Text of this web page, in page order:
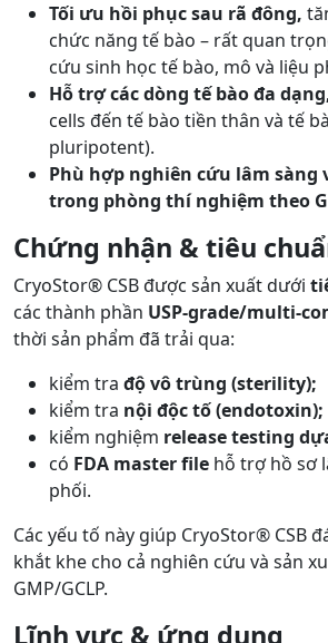
Tối ưu hồi phục sau rã đông,
chức năng tế bào – rất quan
cứu sinh học tế bào, mô và liệu
Hỗ trợ các dòng tế bào đa
cells đến tế bào tiền thân và tế
pluripotent).
Phù hợp nghiên cứu lâm sàng
trong phòng thí nghiệm theo
Chứng nhận & tiêu
CryoStor® CSB được sản xuất dưới
các thành phần USP-grade/multi-
thời sản phẩm đã trải qua:
kiểm tra độ vô trùng (sterility);
kiểm tra nội độc tố (endotoxin);
kiểm nghiệm release testing
có FDA master file hỗ trợ hồ sơ
phối.
Các yếu tố này giúp CryoStor® CSB
khắt khe cho cả nghiên cứu và sản
GMP/GCLP.
Lĩnh vực & ứng dụng